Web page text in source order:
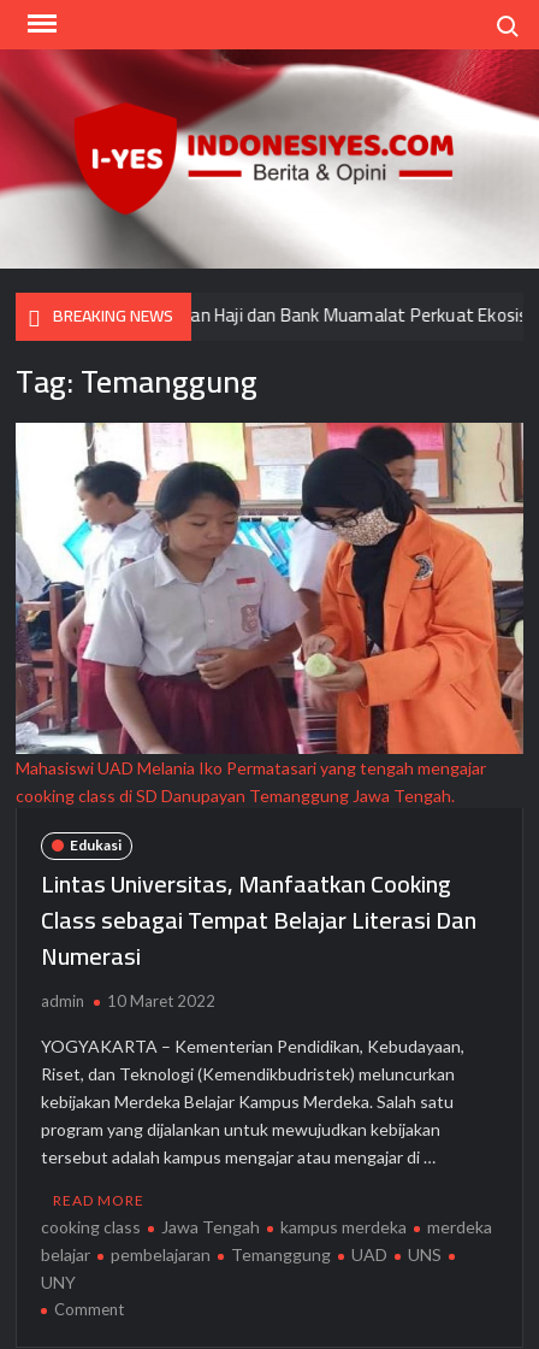
Skip
BREAKING NEWS
Pengelola Keuangan Haji dan Bank Muamalat Perkuat Ekosistem
Tag:Temanggung
Mahasiswi UAD Melania Iko Permatasari yang tengah mengajar
cooking class di SD Danupayan Temanggung Jawa Tengah.
Edukasi
Lintas Universitas, Manfaatkan Cooking
Class sebagai Tempat Belajar Literasi Dan
Numerasi
admin 10 Maret 2022
YOGYAKARTA – Kementerian Pendidikan, Kebudayaan,
Riset, dan Teknologi (Kemendikbudristek) meluncurkan
kebijakan Merdeka Belajar Kampus Merdeka. Salah satu
program yang dijalankan untuk mewujudkan kebijakan
tersebut adalah kampus mengajar atau mengajar di …
READ MORE
cooking class Jawa Tengah kampus merdeka
merdeka
belajar
pembelajaran Temanggung UAD
UNS
UNY
Commenton